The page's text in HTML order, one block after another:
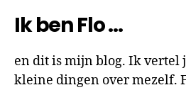
Ik ben Flo …
en dit is mijn blog. Ik vertel
kleine dingen over mezelf.